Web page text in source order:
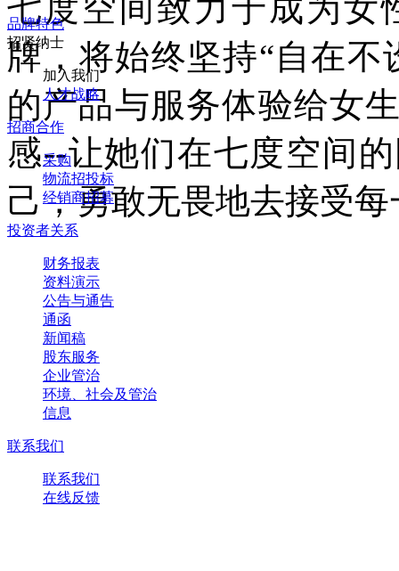
品牌特色
招贤纳士
加入我们
人才战略
招商合作
采购
物流招投标
经销商招募
投资者关系
财务报表
资料演示
公告与通告
通函
新闻稿
股东服务
企业管治
环境、社会及管治
信息
联系我们
联系我们
在线反馈
七度空间致力于成为女
牌，将始终坚持“自在
的产品与服务体验给女
感--让她们在七度空间
己，勇敢无畏地去接受